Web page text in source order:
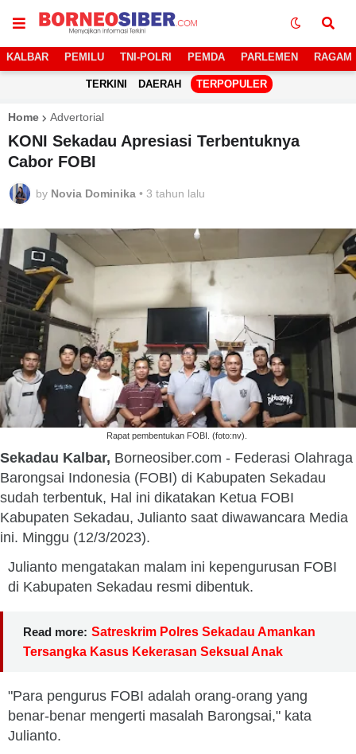
KALBAR PEMILU TNI-POLRI PEMDA PARLEMEN RAGAM
TERKINI DAERAH TERPOPULER
Home Advertorial
KONI Sekadau Apresiasi Terbentuknya
Cabor FOBI
by Novia Dominika • 3 tahun lalu
Rapat pembentukan FOBI. (foto:nv).
Sekadau Kalbar, Borneosiber.com - Federasi Olahraga
Barongsai Indonesia (FOBI) di Kabupaten Sekadau
sudah terbentuk, Hal ini dikatakan Ketua FOBI
Kabupaten Sekadau, Julianto saat diwawancara Media
ini. Minggu (12/3/2023).
Julianto mengatakan malam ini kepengurusan FOBI
di Kabupaten Sekadau resmi dibentuk.
Read more: Satreskrim Polres Sekadau Amankan
Tersangka Kasus Kekerasan Seksual Anak
"Para pengurus FOBI adalah orang-orang yang
benar-benar mengerti masalah Barongsai," kata
Julianto.